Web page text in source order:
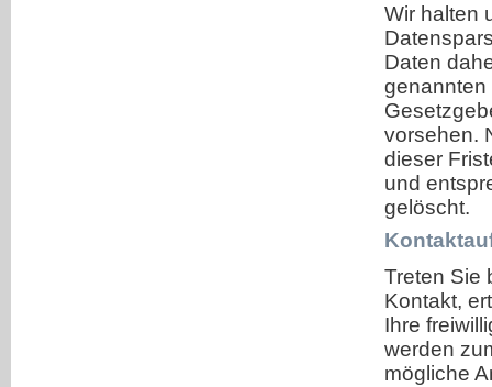
Wir halten
Daten
genannten
vorsehen.
dieser
und
gelöscht.
Treten Sie
Kontakt,
Ihre
werden
mögliche